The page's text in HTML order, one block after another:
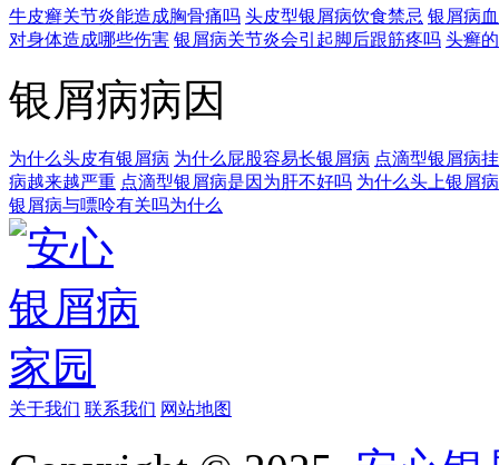
牛皮癣关节炎能造成胸骨痛吗 头皮型银屑病饮食禁忌 银屑病
对身体造成哪些伤害 银屑病关节炎会引起脚后跟筋疼吗 头癣
银屑病病因
为什么头皮有银屑病 为什么屁股容易长银屑病 点滴型银屑病
病越来越严重 点滴型银屑病是因为肝不好吗 为什么头上银屑
银屑病与嘌呤有关吗为什么
关于我们 联系我们 网站地图